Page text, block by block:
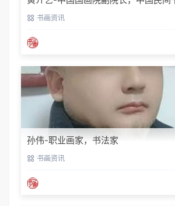
席 书画资讯
孙伟-职业画家，书法家
书画资讯